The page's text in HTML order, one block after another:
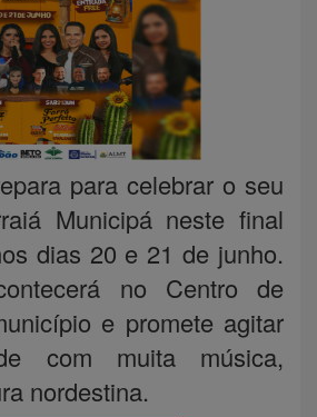
para celebrar o seu
Municipá neste final
dias 20 e 21 de junho.
no Centro de
e promete agitar
com muita música,
nordestina.